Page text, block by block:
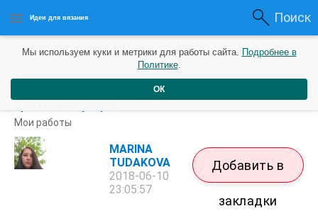
Идеи для вязания Поиск
Моя бижутерия.Браслеты-бисерные жгуты.
Мои работы
MARINA
TUDAKOVA
2018-06-10
23:05:57
Добавить в
закладки
Мы используем куки и метрики для работы сайта. Подробнее в
Политике.
ОК